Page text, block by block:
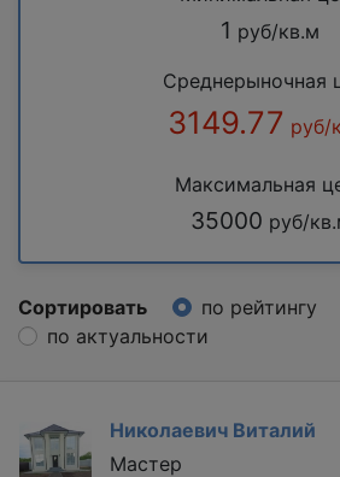
1 руб/кв.м
Среднерыночная
3149.77 руб/
Максимальная
35000 руб/
Сортировать по рейтингу
по актуальности
Николаевич Виталий
Мастер